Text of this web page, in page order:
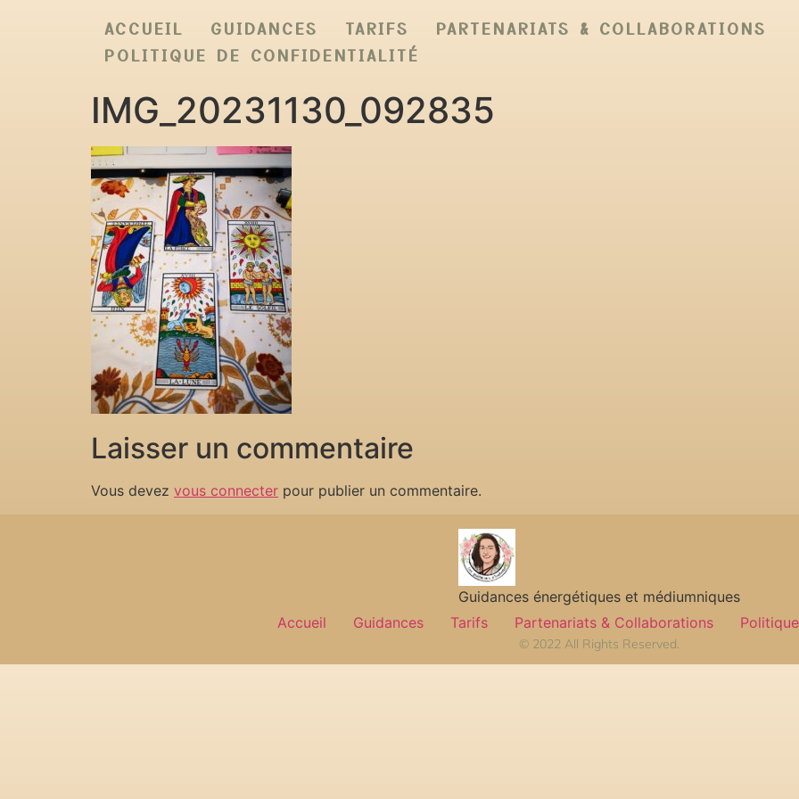
ACCUEIL GUIDANCES TARIFS
PARTENARIATS & COLLABORATIONS
POLITIQUE DE CONFIDENTIALITÉ
IMG_20231130_092835
Laisser un commentaire
Vous devez vous connecter pour publier un commentaire.
Guidances énergétiques et médiumniques
Accueil
Guidances Tarifs Partenariats & Collaborations
© 2022 All Rights Reserved.